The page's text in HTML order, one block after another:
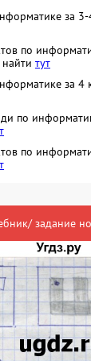
за
по
тут
за 4
по
по
задание